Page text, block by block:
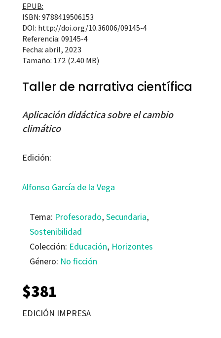
EPUB:
ISBN: 9788419506153
DOI: http://doi.org/10.36006/09145-4
Referencia: 09145-4
Fecha: abril, 2023
Tamaño: 172 (2.40 MB)
Taller de narrativa científica
Aplicación didáctica sobre el cambio
climático
Edición:
Alfonso García de la Vega
Tema: Profesorado, Secundaria,
Sostenibilidad
Colección: Educación, Horizontes
Género: No ficción
$381
EDICIÓN IMPRESA